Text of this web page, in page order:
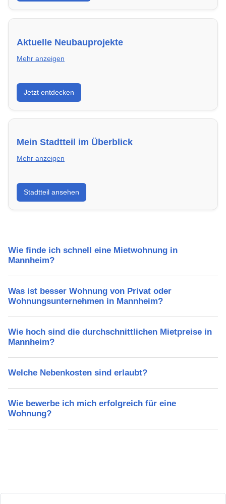
Aktuelle Neubauprojekte
Mehr anzeigen
Entdecke Neubauprojekte in Mannheim – modern,
energieeffizient und sofort bezugsfertig.
Jetzt entdecken
Mein Stadtteil im Überblick
Mehr anzeigen
Erfahre mehr über deinen Stadtteil in Mannheim:
Lebensqualität, Verkehrsanbindung, Schulen,
Freizeitmöglichkeiten und Mietpreise.
Stadtteil ansehen
Wie finde ich schnell eine Mietwohnung in
Mannheim?
Was ist besser Wohnung von Privat oder
Wohnungsunternehmen in Mannheim?
Wie hoch sind die durchschnittlichen Mietpreise in
Mannheim?
Welche Nebenkosten sind erlaubt?
Wie bewerbe ich mich erfolgreich für eine
Wohnung?